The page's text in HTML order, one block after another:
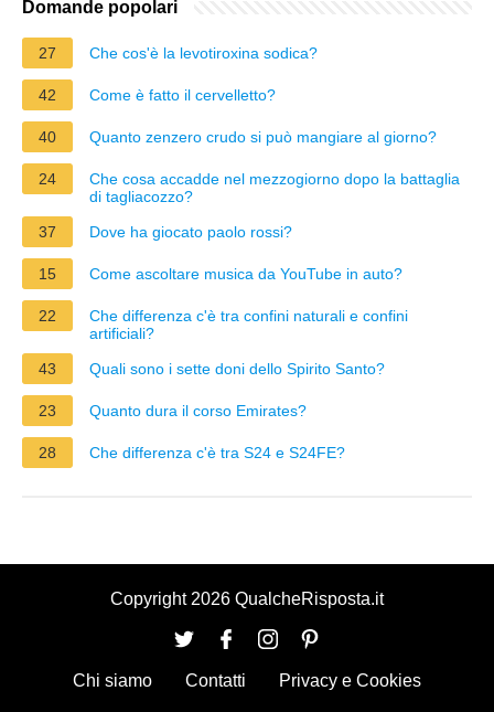
Domande popolari
27 Che cos'è la levotiroxina sodica?
42 Come è fatto il cervelletto?
40 Quanto zenzero crudo si può mangiare al giorno?
24
Che cosa accadde nel mezzogiorno dopo la battaglia
di tagliacozzo?
37
Dove ha giocato paolo rossi?
15 Come ascoltare musica da YouTube in auto?
22
Che differenza c'è tra confini naturali e confini
artificiali?
43
Quali sono i sette doni dello Spirito Santo?
23 Quanto dura il corso Emirates?
28 Che differenza c'è tra S24 e S24FE?
Copyright 2026 QualcheRisposta.it
Chi siamo Contatti Privacy e Cookies